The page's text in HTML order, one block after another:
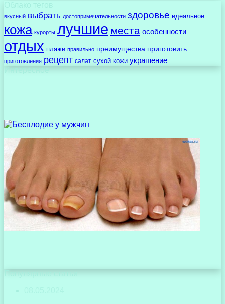
Облако тегов
вкусный выбрать достопримечательности здоровье идеальное
кожа курорты лучшие места особенности
отдых пляжи правильно преимущества приготовить
приготовления рецепт салат сухой кожи украшение